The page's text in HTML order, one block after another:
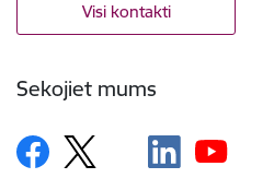
Visi kontakti
Sekojiet mums